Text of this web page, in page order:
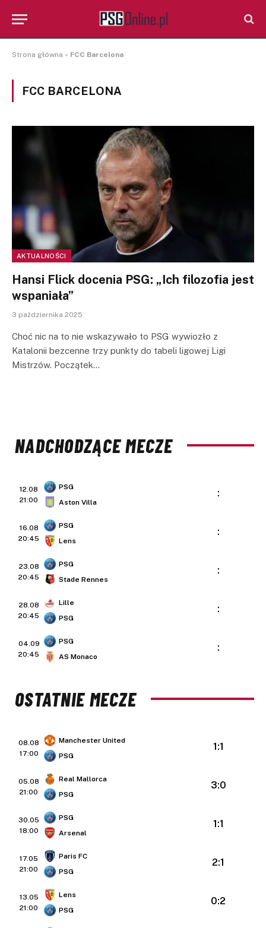
Strona główna » FCC Barcelona
FCC BARCELONA
AKTUALNOŚCI
Hansi Flick docenia PSG: „Ich filozofia jest
wspaniała”
3 października 2025
Choć nic na to nie wskazywało to PSG wywiozło z
Katalonii bezcenne trzy punkty do tabeli ligowej Ligi
Mistrzów. Początek…
NADCHODZĄCE MECZE
12.08
21:00
PSG
Aston Villa
:
16.08
20:45
PSG
Lens
:
23.08
20:45
PSG
Stade Rennes
:
28.08
20:45
Lille
PSG
:
04.09
20:45
PSG
AS Monaco
:
OSTATNIE MECZE
08.08
17:00
Manchester United
PSG
1:1
05.08
21:00
Real Mallorca
PSG
3:0
30.05
18:00
PSG
Arsenal
1:1
17.05
21:00
Paris FC
PSG
2:1
13.05
21:00
Lens
PSG
0:2